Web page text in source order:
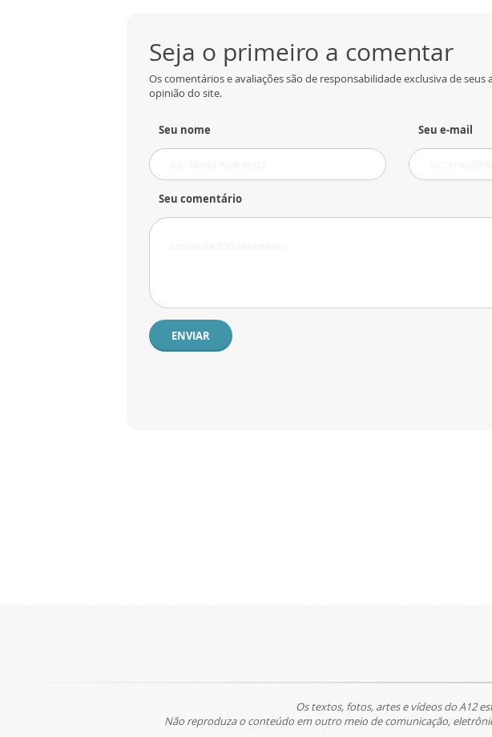
Seja o primeiro a comentar
Os comentários e avaliações são de responsabilidade exclusiva de
opinião do site.
Seu nome Seu e-mail
Seu comentário
ENVIAR
Os textos, fotos, artes e vídeos do A12
Não reproduza o conteúdo em outro meio de comunicação,